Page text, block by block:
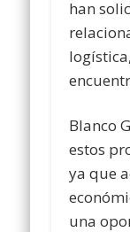
han
Blanco
estos
ya que
una